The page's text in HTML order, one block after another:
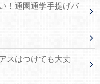
！通園通学手提げバ
スはつけても大丈